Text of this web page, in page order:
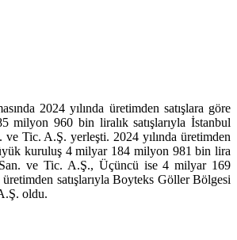
2024 yılında üretimden satışlara göre
milyon 960 bin liralık satışlarıyla İstanbul
ve Tic. A.Ş. yerleşti. 2024 yılında üretimden
kuruluş 4 milyar 184 milyon 981 bin lira
ve Tic. A.Ş., Üçüncü ise 4 milyar 169
satışlarıyla Boyteks Göller Bölgesi
oldu.